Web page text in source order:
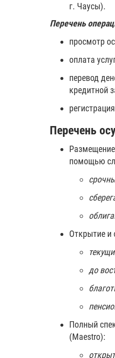
г. Чаусы).
Перечень
просмотр
оплата
перевод
кредитной
Перечень
помощью
Открытие и
до
Полный
(Maestro):